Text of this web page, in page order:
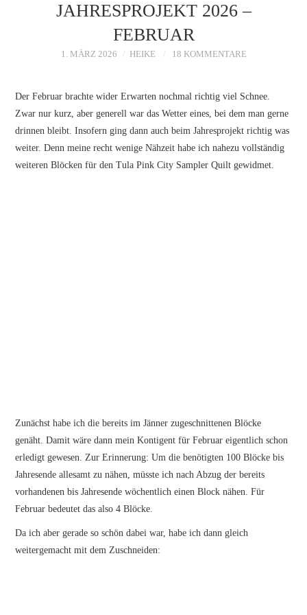
ÜBER MICH
JAHRESPROJEKT 2026 –
FEBRUAR
1. MÄRZ 2026 HEIKE 18 KOMMENTARE
Der Februar brachte wider Erwarten nochmal richtig viel Schnee.
Zwar nur kurz, aber generell war das Wetter eines, bei dem man gerne
drinnen bleibt. Insofern ging dann auch beim Jahresprojekt richtig was
weiter. Denn meine recht wenige Nähzeit habe ich nahezu vollständig
weiteren Blöcken für den Tula Pink City Sampler Quilt gewidmet.
Zunächst habe ich die bereits im Jänner zugeschnittenen Blöcke
genäht. Damit wäre dann mein Kontigent für Februar eigentlich schon
erledigt gewesen. Zur Erinnerung: Um die benötigten 100 Blöcke bis
Jahresende allesamt zu nähen, müsste ich nach Abzug der bereits
vorhandenen bis Jahresende wöchentlich einen Block nähen. Für
Februar bedeutet das also 4 Blöcke.
Da ich aber gerade so schön dabei war, habe ich dann gleich
weitergemacht mit dem Zuschneiden: